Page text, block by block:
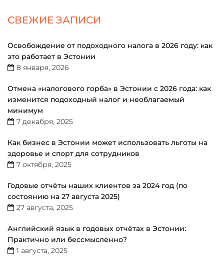
СВЕЖИЕ ЗАПИСИ
Освобождение от подоходного налога в 2026 году: как
это работает в Эстонии
8 января, 2026
Отмена «налогового горба» в Эстонии с 2026 года: как
изменится подоходный налог и необлагаемый
минимум
7 декабря, 2025
Как бизнес в Эстонии может использовать льготы на
здоровье и спорт для сотрудников
7 октября, 2025
Годовые отчёты наших клиентов за 2024 год (по
состоянию на 27 августа 2025)
27 августа, 2025
Английский язык в годовых отчётах в Эстонии:
Практично или бессмысленно?
1 августа, 2025